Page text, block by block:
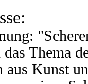
Thema
aus Kunst